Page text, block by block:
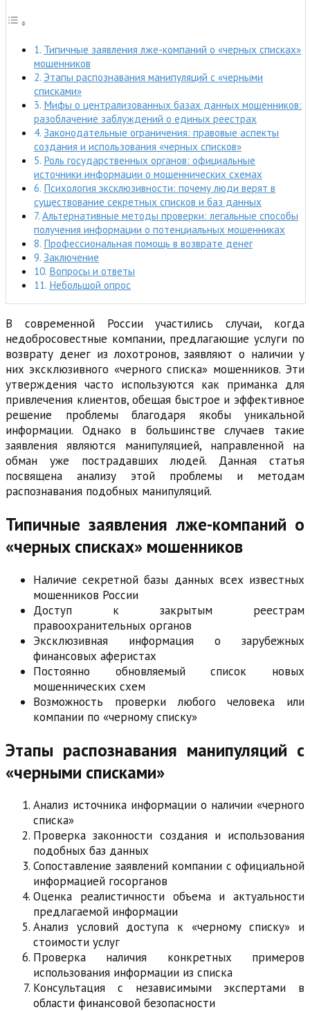
Типичные заявления лже-компаний о «черных списках»
мошенников
Этапы распознавания манипуляций с «черными
списками»
Мифы о централизованных базах данных мошенников:
разоблачение заблуждений о единых реестрах
Законодательные ограничения: правовые аспекты
создания и использования «черных списков»
Роль государственных органов: официальные
источники информации о мошеннических схемах
Психология эксклюзивности: почему люди верят в
существование секретных списков и баз данных
Альтернативные методы проверки: легальные способы
получения информации о потенциальных мошенниках
Профессиональная помощь в возврате денег
Заключение
Вопросы и ответы
Небольшой опрос
В современной России участились случаи, когда
недобросовестные компании, предлагающие услуги по
возврату денег из лохотронов, заявляют о наличии у
них эксклюзивного «черного списка» мошенников. Эти
утверждения часто используются как приманка для
привлечения клиентов, обещая быстрое и эффективное
решение проблемы благодаря якобы уникальной
информации. Однако в большинстве случаев такие
заявления являются манипуляцией, направленной на
обман уже пострадавших людей. Данная статья
посвящена анализу этой проблемы и методам
распознавания подобных манипуляций.
Типичные заявления лже-компаний о
«черных списках» мошенников
Наличие секретной базы данных всех известных
мошенников России
Доступ к закрытым реестрам
правоохранительных органов
Эксклюзивная информация о зарубежных
финансовых аферистах
Постоянно обновляемый список новых
мошеннических схем
Возможность проверки любого человека или
компании по «черному списку»
Этапы распознавания манипуляций с
«черными списками»
Анализ источника информации о наличии «черного
списка»
Проверка законности создания и использования
подобных баз данных
Сопоставление заявлений компании с официальной
информацией госорганов
Оценка реалистичности объема и актуальности
предлагаемой информации
Анализ условий доступа к «черному списку» и
стоимости услуг
Проверка наличия конкретных примеров
использования информации из списка
Консультация с независимыми экспертами в
области финансовой безопасности